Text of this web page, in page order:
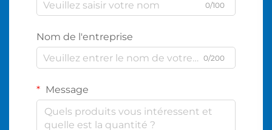
0/100
Nom de l'entreprise
0/200
Message